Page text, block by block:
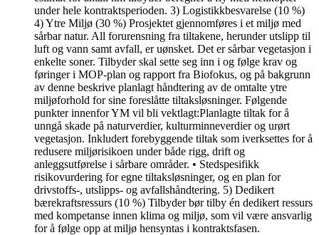
under hele kontraktsperioden. 3) Logistikkbesvarelse (10 %)
4) Ytre Miljø (30 %) Prosjektet gjennomføres i et miljø med
sårbar natur. All forurensning fra tiltakene, herunder utslipp til
luft og vann samt avfall, er uønsket. Det er sårbar vegetasjon i
enkelte soner. Tilbyder skal sette seg inn i og følge krav og
føringer i MOP-plan og rapport fra Biofokus, og på bakgrunn
av denne beskrive planlagt håndtering av de omtalte ytre
miljøforhold for sine foreslåtte tiltaksløsninger. Følgende
punkter innenfor YM vil bli vektlagt:Planlagte tiltak for å
unngå skade på naturverdier, kulturminneverdier og urørt
vegetasjon. Inkludert forebyggende tiltak som iverksettes for å
redusere miljørisikoen under både rigg, drift og
anleggsutførelse i sårbare områder. • Stedspesifikk
risikovurdering for egne tiltaksløsninger, og en plan for
drivstoffs-, utslipps- og avfallshåndtering. 5) Dedikert
bærekraftsressurs (10 %) Tilbyder bør tilby én dedikert ressurs
med kompetanse innen klima og miljø, som vil være ansvarlig
for å følge opp at miljø hensyntas i kontraktsfasen.